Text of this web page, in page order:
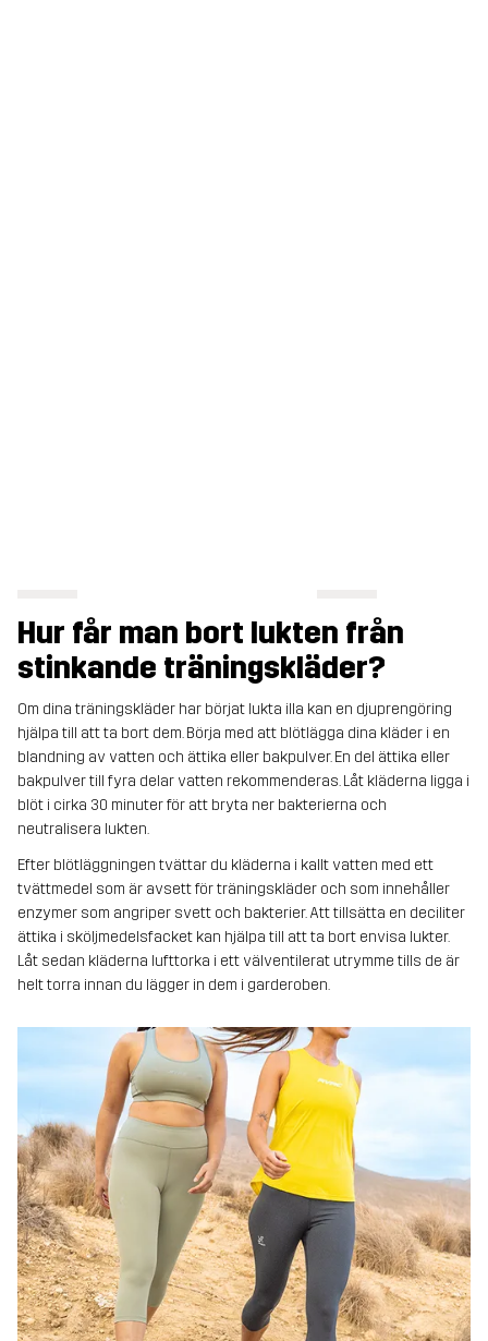
Hur får man bort lukten från
stinkande träningskläder?
Om dina träningskläder har börjat lukta illa kan en djuprengöring
hjälpa till att ta bort dem. Börja med att blötlägga dina kläder i en
blandning av vatten och ättika eller bakpulver. En del ättika eller
bakpulver till fyra delar vatten rekommenderas. Låt kläderna ligga i
blöt i cirka 30 minuter för att bryta ner bakterierna och
neutralisera lukten.
Efter blötläggningen tvättar du kläderna i kallt vatten med ett
tvättmedel som är avsett för träningskläder och som innehåller
enzymer som angriper svett och bakterier. Att tillsätta en deciliter
ättika i sköljmedelsfacket kan hjälpa till att ta bort envisa lukter.
Låt sedan kläderna lufttorka i ett välventilerat utrymme tills de är
helt torra innan du lägger in dem i garderoben.